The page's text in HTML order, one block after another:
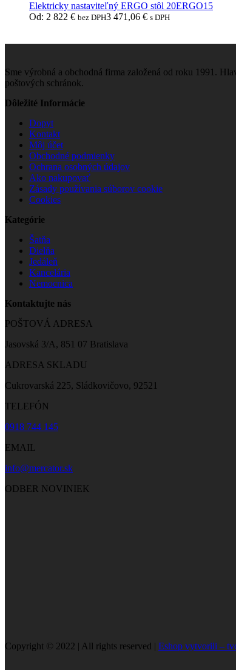
Elektricky nastaviteľný ERGO stôl 20ERGO15
Od: 2 822 € bez DPH3 471,06 € s DPH
Sme výrobná a obchodná firma založená od roku 1991.
poštových schránok.
Dôležité Informácie
Dopyt
Kontakt
Môj účet
Obchodné podmienky
Ochrana osobných údajov
Ako nakupovať
Zásady používania súborov cookie
Cookies
Kategórie
Šatňa
Dielňa
Jedáleň
Kancelária
Nemocnica
Kontaktujte nás
POŠTOVÁ ADRESA
Jasovská 3/A, 851 07 Bratislava
ADRESA SKLADU
Cukrovarská 225, Sládkovičovo, 92521
TELEFÓN
0918 744 145
EMAIL
info@mercator.sk
ODBER NOVINIEK
Copyright © 2022 | All rights reserved | Eshop vytvorili –